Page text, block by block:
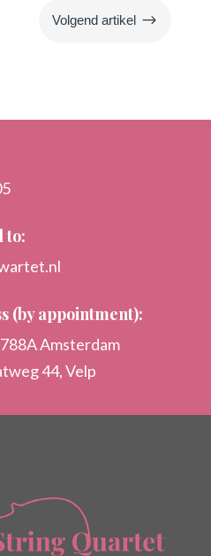
Volgend artikel $
to:
(by appointment):
Amsterdam
44, Velp